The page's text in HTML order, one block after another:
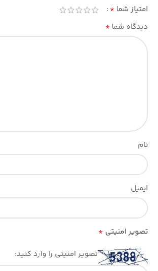
امتیاز شما *
دیدگاه شما *
نام
ایمیل
تصویر امنیتی *
تصویر امنیتی را وارد کنید: